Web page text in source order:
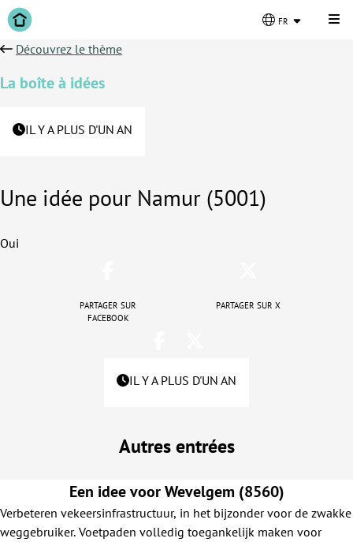
fr
Découvrez le thème
La boîte à idées
IL Y A PLUS D'UN AN
Une idée pour Namur (5001)
Oui
Partager sur
Facebook
Partager sur X
IL Y A PLUS D'UN AN
Autres entrées
Een idee voor Wevelgem (8560)
Verbeteren vekeersinfrastructuur, in het bijzonder voor de zwakke
weggebruiker. Voetpaden volledig toegankelijk maken voor